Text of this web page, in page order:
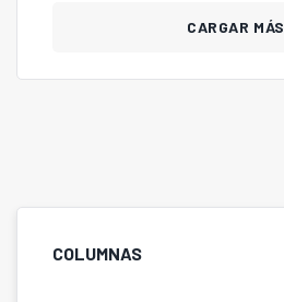
CARGAR MÁS
COLUMNAS